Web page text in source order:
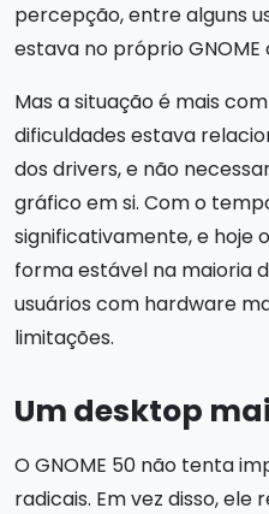
percepção, entre alguns
estava no próprio
Mas a situação é mais
dificuldades estava
dos drivers, e não
gráfico em si. Com o
significativamente, e hoje
forma estável na maioria
usuários com hardware
limitações.
Um desktop
O GNOME 50 não tenta
radicais. Em vez disso, ele